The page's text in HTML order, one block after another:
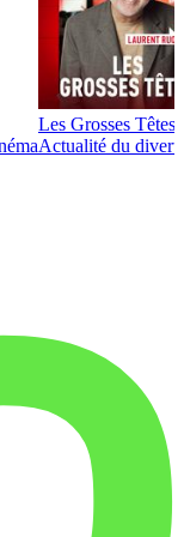
Les Grosses Têtes
Actualité du